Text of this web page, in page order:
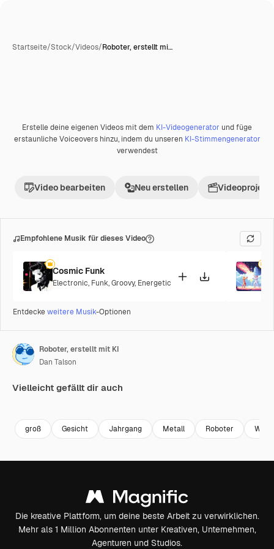
Startseite/Stock/Videos/Roboter, erstellt mi…
KI-generiert
Erstelle deine eigenen Videos mit dem KI-Videogenerator und füge
erstaunliche Voiceovers hinzu, indem du unseren KI-Stimmengenerator
verwendest
Video bearbeiten Neu erstellen Videoprojekt
Empfohlene Musik für dieses Video
Cosmic Funk
Electronic, Funk,Groovy, Energetic
Entdeckeweitere Musik-Optionen
Roboter, erstellt mit KI
Dan Talson
Vielleicht gefällt dir auch
groß Gesicht Jahrgang Metall Roboter
Die kreative Plattform, um deine beste Arbeit zu verwirklichen.
Mehr als 1 Million Abonnenten unter Kreativen, Unternehmen,
Agenturen und Studios.